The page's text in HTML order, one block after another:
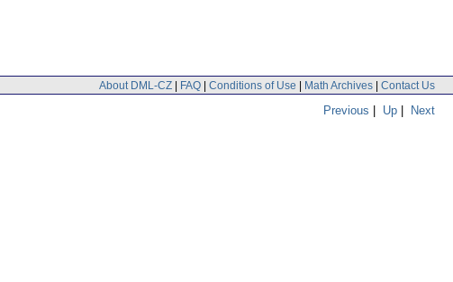
About DML-CZ | FAQ | Conditions of Use | Math Archives | Contact Us
Previous | Up | Next